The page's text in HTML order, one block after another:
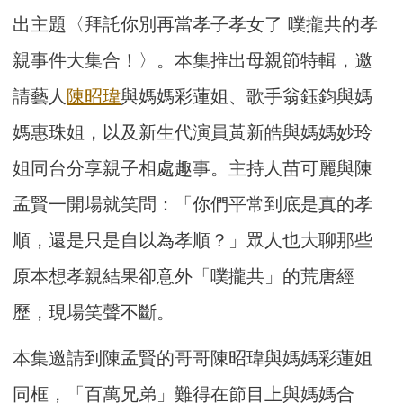
出主題〈拜託你別再當孝子孝女了 噗攏共的孝
親事件大集合！〉。本集推出母親節特輯，邀
請藝人 陳昭瑋與媽媽彩蓮姐、歌手翁鈺鈞與媽
媽惠珠姐，以及新生代演員黃新皓與媽媽妙玲
姐同台分享親子相處趣事。主持人苗可麗與陳
孟賢一開場就笑問：「你們平常到底是真的孝
順，還是只是自以為孝順？」眾人也大聊那些
原本想孝親結果卻意外「噗攏共」的荒唐經
歷，現場笑聲不斷。
本集邀請到陳孟賢的哥哥陳昭瑋與媽媽彩蓮姐
同框，「百萬兄弟」難得在節目上與媽媽合